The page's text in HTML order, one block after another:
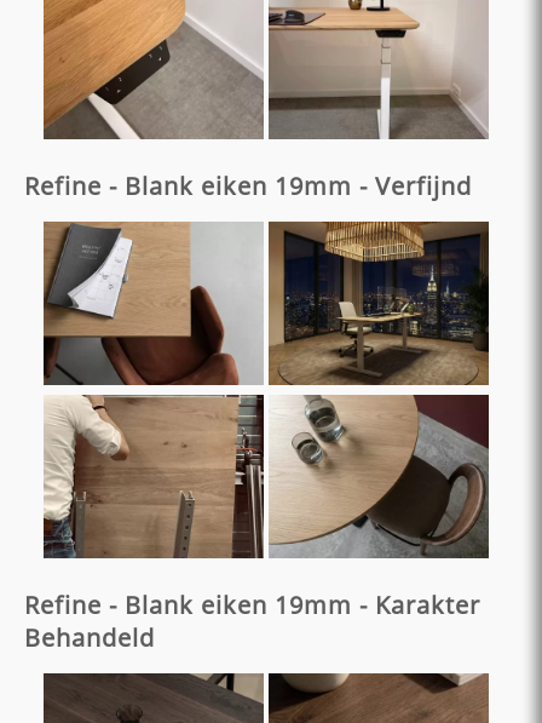
Refine - Blank eiken 19mm - Verfijnd
Refine - Blank eiken 19mm - Karakter
Behandeld